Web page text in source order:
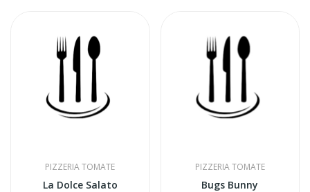
PIZZERIA TOMATE
La Dolce Salato
PIZZERIA TOMATE
Bugs Bunny